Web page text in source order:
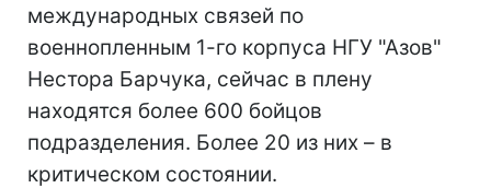
международных связей по
военнопленным 1-го корпуса НГУ "Азов"
Нестора Барчука, сейчас в плену
находятся более 600 бойцов
подразделения. Более 20 из них – в
критическом состоянии.